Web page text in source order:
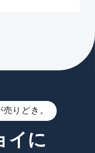
りどき。
イに